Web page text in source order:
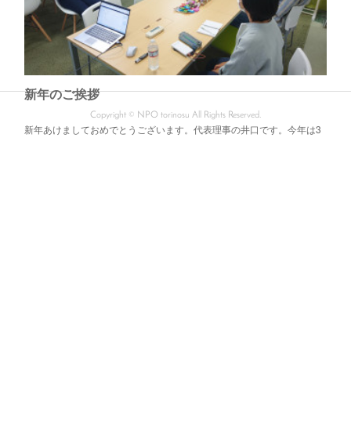
新年のご挨拶
新年あけましておめでとうございます。代表理事の井口です。今年は3
Copyright © NPO torinosu All Rights Reserved.